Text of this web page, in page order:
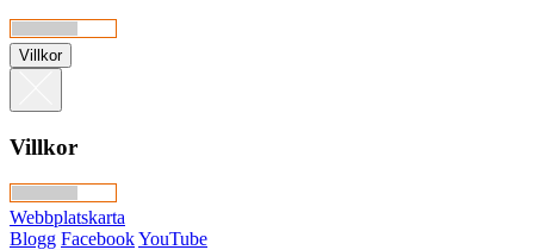
Villkor
Villkor
Webbplatskarta
Blogg FacebookYouTube